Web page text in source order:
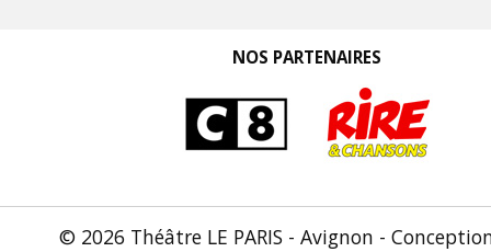
NOS PARTENAIRES
© 2026 Théâtre LE PARIS - Avignon -